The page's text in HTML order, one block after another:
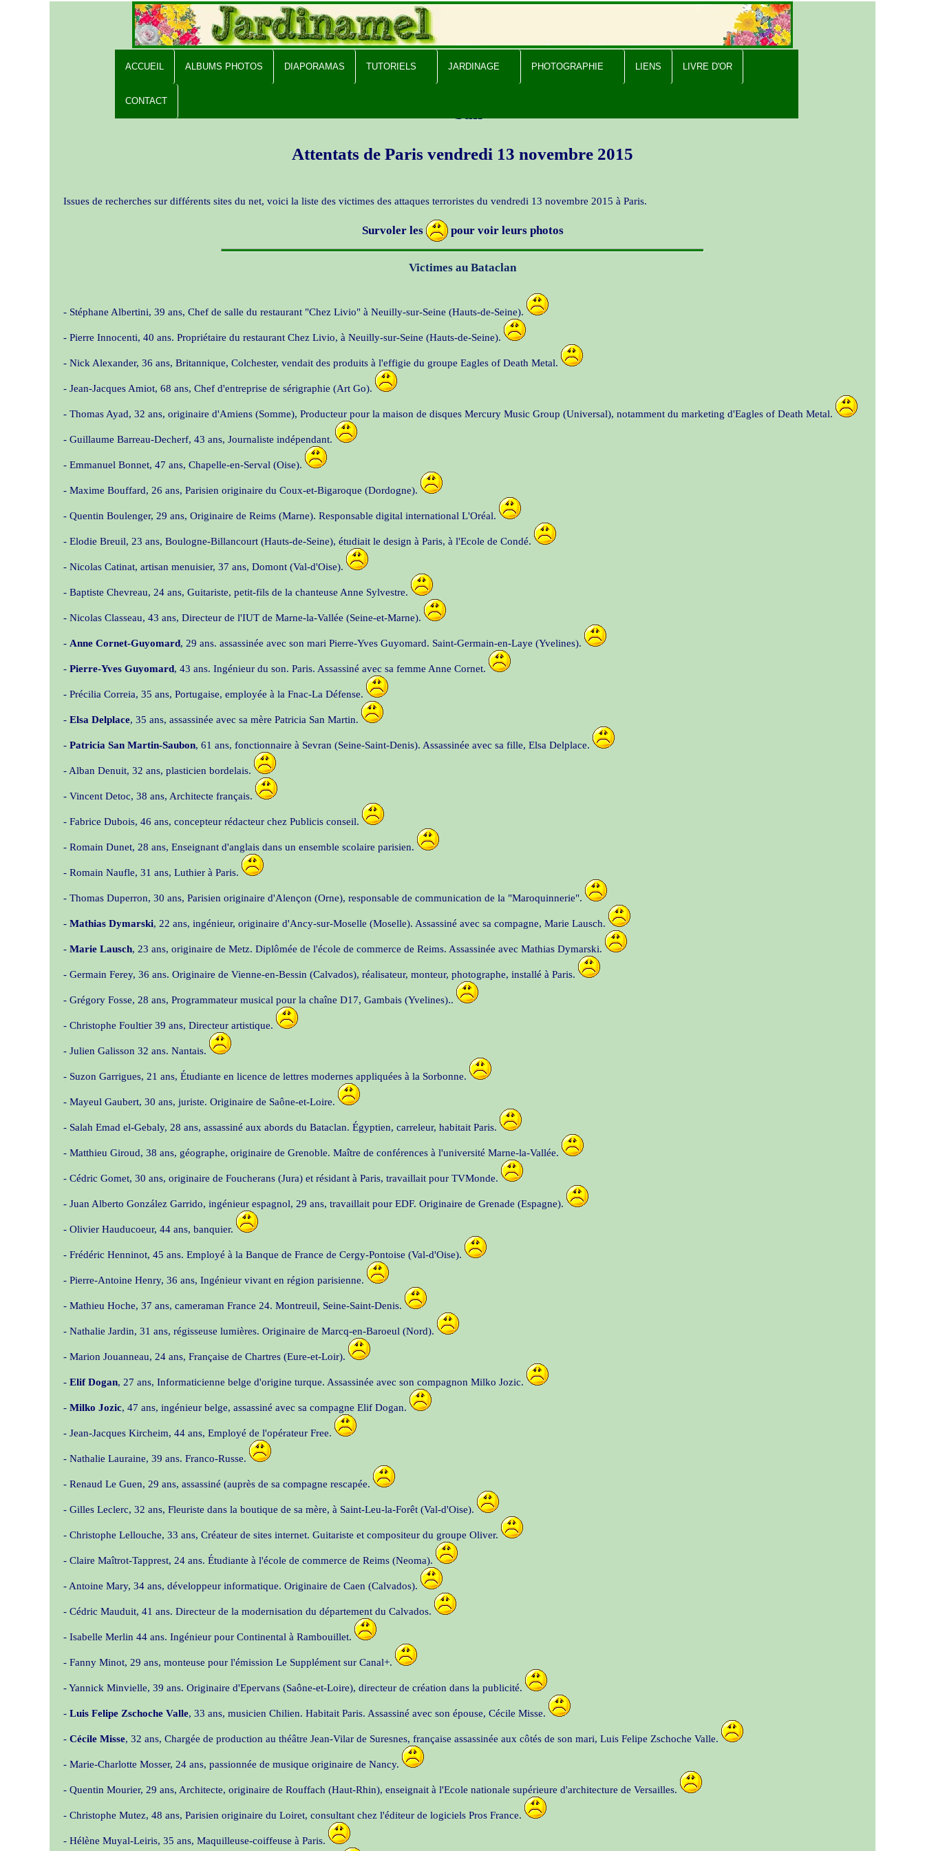
ACCUEIL ALBUMS PHOTOS DIAPORAMAS TUTORIELS JARDINAGE PHOTOGRAPHIE LIENS LIVRE D'OR
CONTACT
Attentats de Paris vendredi 13 novembre 2015
Issues de recherches sur différents sites du net, voici la liste des victimes des attaques terroristes du vendredi 13 novembre 2015 à Paris.
Survoler les pour voir leurs photos
Victimes au Bataclan
- Stéphane Albertini, 39 ans, Chef de salle du restaurant "Chez Livio" à Neuilly-sur-Seine (Hauts-de-Seine).
- Pierre Innocenti, 40 ans. Propriétaire du restaurant Chez Livio, à Neuilly-sur-Seine (Hauts-de-Seine).
- Nick Alexander, 36 ans, Britannique, Colchester, vendait des produits à l'effigie du groupe Eagles of Death Metal.
- Jean-Jacques Amiot, 68 ans, Chef d'entreprise de sérigraphie (Art Go).
- Thomas Ayad, 32 ans, originaire d'Amiens (Somme), Producteur pour la maison de disques Mercury Music Group (Universal), notamment du marketing d'Eagles of Death Metal.
- Guillaume Barreau-Decherf, 43 ans, Journaliste indépendant.
- Emmanuel Bonnet, 47 ans, Chapelle-en-Serval (Oise).
- Maxime Bouffard, 26 ans, Parisien originaire du Coux-et-Bigaroque (Dordogne).
- Quentin Boulenger, 29 ans, Originaire de Reims (Marne). Responsable digital international L'Oréal.
- Elodie Breuil, 23 ans, Boulogne-Billancourt (Hauts-de-Seine), étudiait le design à Paris, à l'Ecole de Condé.
- Nicolas Catinat, artisan menuisier, 37 ans, Domont (Val-d'Oise).
- Baptiste Chevreau, 24 ans, Guitariste, petit-fils de la chanteuse Anne Sylvestre.
- Nicolas Classeau, 43 ans, Directeur de l'IUT de Marne-la-Vallée (Seine-et-Marne).
- Anne Cornet-Guyomard, 29 ans. assassinée avec son mari Pierre-Yves Guyomard. Saint-Germain-en-Laye (Yvelines).
- Pierre-Yves Guyomard, 43 ans. Ingénieur du son. Paris. Assassiné avec sa femme Anne Cornet.
- Précilia Correia, 35 ans, Portugaise, employée à la Fnac-La Défense.
- Elsa Delplace, 35 ans, assassinée avec sa mère Patricia San Martin.
- Patricia San Martin-Saubon, 61 ans, fonctionnaire à Sevran (Seine-Saint-Denis). Assassinée avec sa fille, Elsa Delplace.
- Alban Denuit, 32 ans, plasticien bordelais.
- Vincent Detoc, 38 ans, Architecte français.
- Fabrice Dubois, 46 ans, concepteur rédacteur chez Publicis conseil.
- Romain Dunet, 28 ans, Enseignant d'anglais dans un ensemble scolaire parisien.
- Romain Naufle, 31 ans, Luthier à Paris.
- Thomas Duperron, 30 ans, Parisien originaire d'Alençon (Orne), responsable de communication de la "Maroquinnerie".
- Mathias Dymarski, 22 ans, ingénieur, originaire d'Ancy-sur-Moselle (Moselle). Assassiné avec sa compagne, Marie Lausch.
- Marie Lausch, 23 ans, originaire de Metz. Diplômée de l'école de commerce de Reims. Assassinée avec Mathias Dymarski.
- Germain Ferey, 36 ans. Originaire de Vienne-en-Bessin (Calvados), réalisateur, monteur, photographe, installé à Paris.
- Grégory Fosse, 28 ans, Programmateur musical pour la chaîne D17, Gambais (Yvelines)..
- Christophe Foultier 39 ans, Directeur artistique.
- Julien Galisson 32 ans. Nantais.
- Suzon Garrigues, 21 ans, Étudiante en licence de lettres modernes appliquées à la Sorbonne.
- Mayeul Gaubert, 30 ans, juriste. Originaire de Saône-et-Loire.
- Salah Emad el-Gebaly, 28 ans, assassiné aux abords du Bataclan. Égyptien, carreleur, habitait Paris.
- Matthieu Giroud, 38 ans, géographe, originaire de Grenoble. Maître de conférences à l'université Marne-la-Vallée.
- Cédric Gomet, 30 ans, originaire de Foucherans (Jura) et résidant à Paris, travaillait pour TVMonde.
- Juan Alberto González Garrido, ingénieur espagnol, 29 ans, travaillait pour EDF. Originaire de Grenade (Espagne).
- Olivier Hauducoeur, 44 ans, banquier.
- Frédéric Henninot, 45 ans. Employé à la Banque de France de Cergy-Pontoise (Val-d'Oise).
- Pierre-Antoine Henry, 36 ans, Ingénieur vivant en région parisienne.
- Mathieu Hoche, 37 ans, cameraman France 24. Montreuil, Seine-Saint-Denis.
- Nathalie Jardin, 31 ans, régisseuse lumières. Originaire de Marcq-en-Baroeul (Nord).
- Marion Jouanneau, 24 ans, Française de Chartres (Eure-et-Loir).
- Elif Dogan, 27 ans, Informaticienne belge d'origine turque. Assassinée avec son compagnon Milko Jozic.
- Milko Jozic, 47 ans, ingénieur belge, assassiné avec sa compagne Elif Dogan.
- Jean-Jacques Kircheim, 44 ans, Employé de l'opérateur Free.
- Nathalie Lauraine, 39 ans. Franco-Russe.
- Renaud Le Guen, 29 ans, assassiné (auprès de sa compagne rescapée.
- Gilles Leclerc, 32 ans, Fleuriste dans la boutique de sa mère, à Saint-Leu-la-Forêt (Val-d'Oise).
- Christophe Lellouche, 33 ans, Créateur de sites internet. Guitariste et compositeur du groupe Oliver.
- Claire Maîtrot-Tapprest, 24 ans. Étudiante à l'école de commerce de Reims (Neoma).
- Antoine Mary, 34 ans, développeur informatique. Originaire de Caen (Calvados).
- Cédric Mauduit, 41 ans. Directeur de la modernisation du département du Calvados.
- Isabelle Merlin 44 ans. Ingénieur pour Continental à Rambouillet.
- Fanny Minot, 29 ans, monteuse pour l'émission Le Supplément sur Canal+.
- Yannick Minvielle, 39 ans. Originaire d'Epervans (Saône-et-Loire), directeur de création dans la publicité.
- Luis Felipe Zschoche Valle, 33 ans, musicien Chilien. Habitait Paris. Assassiné avec son épouse, Cécile Misse.
- Cécile Misse, 32 ans, Chargée de production au théâtre Jean-Vilar de Suresnes, française assassinée aux côtés de son mari, Luis Felipe Zschoche Valle.
- Marie-Charlotte Mosser, 24 ans, passionnée de musique originaire de Nancy.
- Quentin Mourier, 29 ans, Architecte, originaire de Rouffach (Haut-Rhin), enseignait à l'Ecole nationale supérieure d'architecture de Versailles.
- Christophe Mutez, 48 ans, Parisien originaire du Loiret, consultant chez l'éditeur de logiciels Pros France.
- Hélène Muyal-Leiris, 35 ans, Maquilleuse-coiffeuse à Paris.